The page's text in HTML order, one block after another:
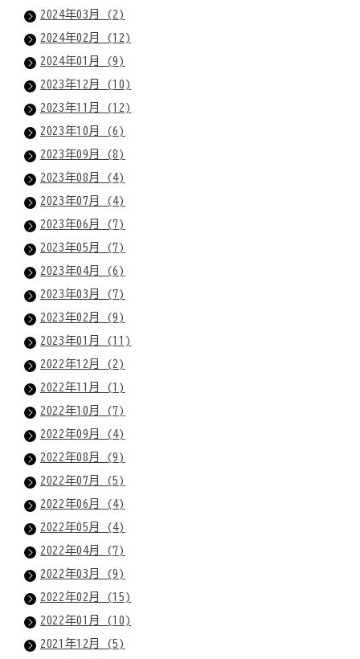
2024年03月 (2)
2024年02月 (12)
2024年01月 (9)
2023年12月 (10)
2023年11月 (12)
2023年10月 (6)
2023年09月 (8)
2023年08月 (4)
2023年07月 (4)
2023年06月 (7)
2023年05月 (7)
2023年04月 (6)
2023年03月 (7)
2023年02月 (9)
2023年01月 (11)
2022年12月 (2)
2022年11月 (1)
2022年10月 (7)
2022年09月 (4)
2022年08月 (9)
2022年07月 (5)
2022年06月 (4)
2022年05月 (4)
2022年04月 (7)
2022年03月 (9)
2022年02月 (15)
2022年01月 (10)
2021年12月 (5)